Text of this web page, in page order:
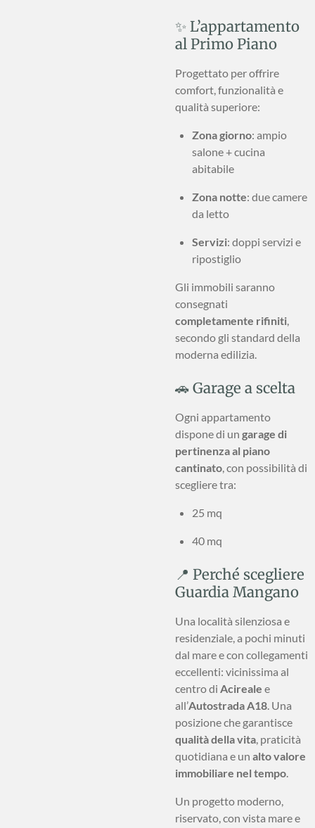
✨ L’appartamento
al Primo Piano
Progettato per offrire
comfort, funzionalità e
qualità superiore:
Zona giorno: ampio
salone + cucina
abitabile
Zona notte: due camere
da letto
Servizi: doppi servizi e
ripostiglio
Gli immobili saranno
consegnati
completamente rifiniti,
secondo gli standard della
moderna edilizia.
🚗 Garage a scelta
Ogni appartamento
dispone di un garage di
pertinenza al piano
cantinato, con possibilità di
scegliere tra:
25 mq
40 mq
📍 Perché scegliere
Guardia Mangano
Una località silenziosa e
residenziale, a pochi minuti
dal mare e con collegamenti
eccellenti: vicinissima al
centro di Acireale e
all’Autostrada A18. Una
posizione che garantisce
qualità della vita, praticità
quotidiana e un alto valore
immobiliare nel tempo.
Un progetto moderno,
riservato, con vista mare e